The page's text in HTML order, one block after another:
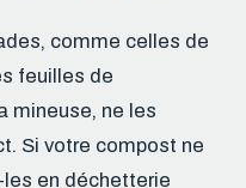
comme celles de
feuilles de
mineuse, ne les
Si votre compost ne
les en déchetterie